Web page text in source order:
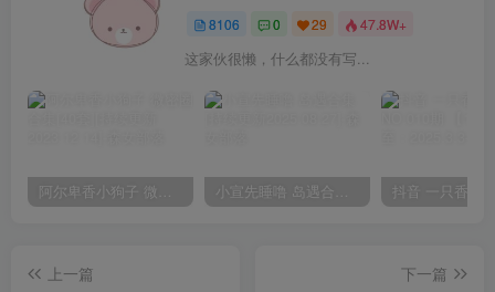
8106 0 29 47.8W+
这家伙很懒，什么都没有写...
阿尔卑香小狗子 微密圈合集[40套][持续更新2023.12.14] 小宣先睡噜 岛遇合集[持续更新2025.08.27]
上一篇
下一篇